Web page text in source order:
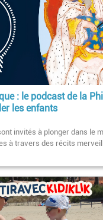
: le podcast de la
les enfants
invités à plonger dans le
à travers des récits